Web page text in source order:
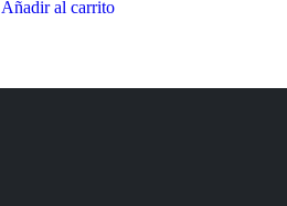
Añadir al carrito